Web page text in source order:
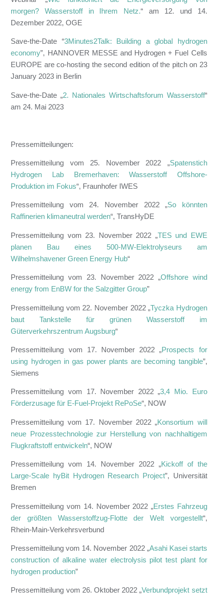
morgen? Wasserstoff in Ihrem Netz.“ am 12. und 14.
Dezember 2022, OGE
Save-the-Date “3Minutes2Talk: Building a global hydrogen
economy”, HANNOVER MESSE and Hydrogen + Fuel Cells
EUROPE are co-hosting the second edition of the pitch on 23
January 2023 in Berlin
Save-the-Date „2. Nationales Wirtschaftsforum Wasserstoff“
am 24. Mai 2023
Pressemitteilungen:
Pressemitteilung vom 25. November 2022 „Spatenstich
Hydrogen Lab Bremerhaven: Wasserstoff Offshore-
Produktion im Fokus“, Fraunhofer IWES
Pressemitteilung vom 24. November 2022 „So könnten
Raffinerien klimaneutral werden“, TransHyDE
Pressemitteilung vom 23. November 2022 „TES und EWE
planen Bau eines 500-MW-Elektrolyseurs am
Wilhelmshavener Green Energy Hub“
Pressemitteilung vom 23. November 2022 „Offshore wind
energy from EnBW for the Salzgitter Group”
Pressemitteilung vom 22. November 2022 „Tyczka Hydrogen
baut Tankstelle für grünen Wasserstoff im
Güterverkehrszentrum Augsburg“
Pressemitteilung vom 17. November 2022 „Prospects for
using hydrogen in gas power plants are becoming tangible”,
Siemens
Pressemitteilung vom 17. November 2022 „3,4 Mio. Euro
Förderzusage für E-Fuel-Projekt RePoSe“, NOW
Pressemitteilung vom 17. November 2022 „Konsortium will
neue Prozesstechnologie zur Herstellung von nachhaltigem
Flugkraftstoff entwickeln“, NOW
Pressemitteilung vom 14. November 2022 „Kickoff of the
Large-Scale hyBit Hydrogen Research Project”, Universität
Bremen
Pressemitteilung vom 14. November 2022 „Erstes Fahrzeug
der größten Wasserstoffzug-Flotte der Welt vorgestellt“,
Rhein-Main-Verkehrsverbund
Pressemitteilung vom 14. November 2022 „Asahi Kasei starts
construction of alkaline water electrolysis pilot test plant for
hydrogen production”
Pressemitteilung vom 26. Oktober 2022 „Verbundprojekt setzt